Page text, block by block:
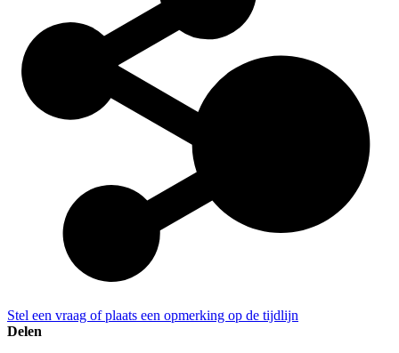
Stel een vraag of plaats een opmerking op de tijdlijn
Delen